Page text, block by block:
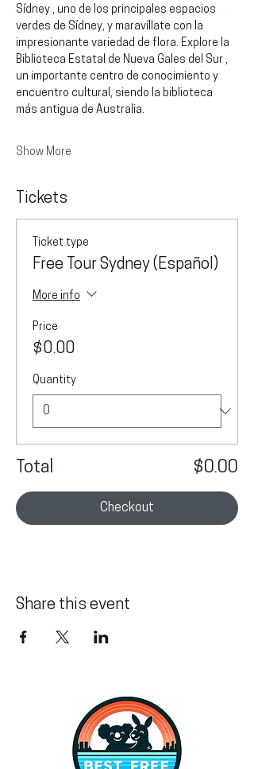
Sídney , uno de los principales espacios
verdes de Sídney, y maravíllate con la
impresionante variedad de flora. Explore la
Biblioteca Estatal de Nueva Gales del Sur ,
un importante centro de conocimiento y
encuentro cultural, siendo la biblioteca
más antigua de Australia.
Show More
Tickets
Ticket type
Free Tour Sydney (Español)
More info
Price
$0.00
Quantity
Total $0.00
Checkout
Share this event